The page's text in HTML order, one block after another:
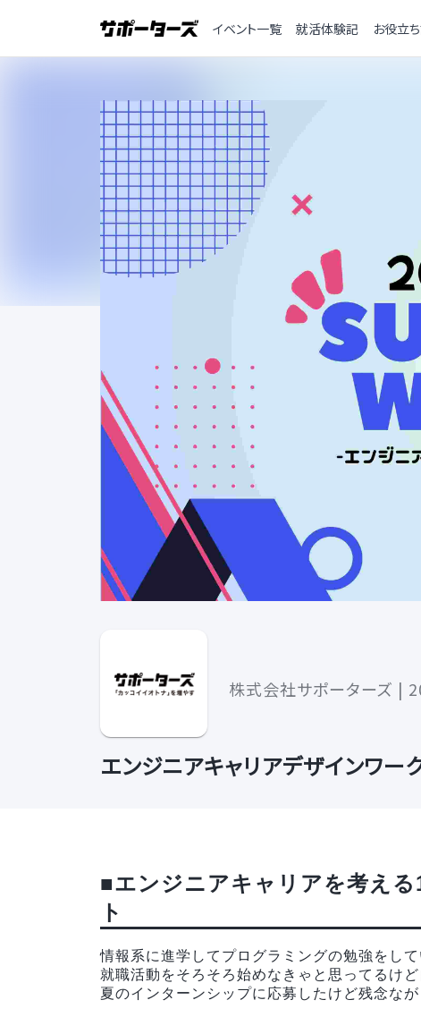
イベント一覧 就活体験記 お役立
株式会社サポーターズ |
エンジニアキャリアデザインワー
■エンジニアキャリアを考え
ト
情報系に進学してプログラミングの勉強をし
就職活動をそろそろ始めなきゃと思ってるけ
夏のインターンシップに応募したけど残念なが